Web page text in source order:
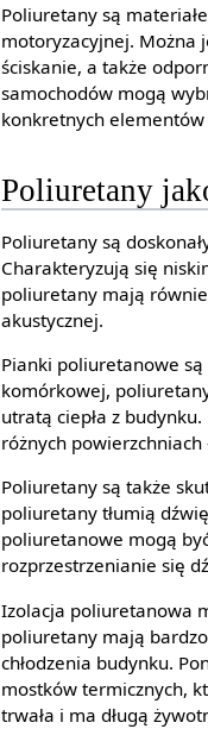
Poliuretany są
motoryzacyjnej. Można
ściskanie, a także
samochodów mogą
konkretnych
Poliuretany
Poliuretany są
Charakteryzują się
poliuretany mają
akustycznej.
Pianki poliuretanowe
komórkowej,
utratą ciepła z
różnych powierzchniach
Poliuretany są także
poliuretany tłumią
poliuretanowe mogą
rozprzestrzenianie się
Izolacja poliuretanowa
poliuretany mają
chłodzenia budynku.
mostków termicznych,
trwała i ma długą